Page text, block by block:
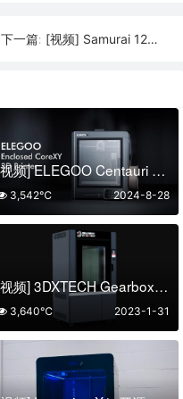
下一篇: [视频] Samurai 120H V2： 桌面级台式数控机床的巅峰之作
[视频] ELEGOO Centauri Carbon：外表轻松 内在高效
2024-8-28
3,542℃
[视频] 3DXTECH Gearbox™ HT2 Ultra 聚合物3D打印机
2023-1-31
3,640℃